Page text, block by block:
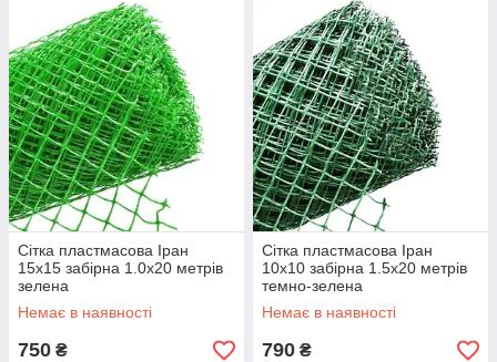
Сітка пластмасова Іран
15х15 забірна 1.0х20 метрів
зелена
Немає в наявності
750 ₴
Сітка пластмасова Іран
10х10 забірна 1.5х20 метрів
темно-зелена
Немає в наявності
790 ₴